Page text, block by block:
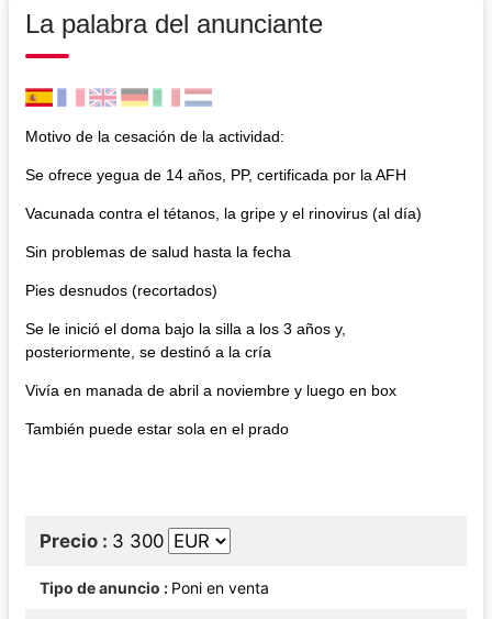
La palabra del anunciante
Motivo de la cesación de la actividad:
Se ofrece yegua de 14 años, PP, certificada por la AFH
Vacunada contra el tétanos, la gripe y el rinovirus (al día)
Sin problemas de salud hasta la fecha
Pies desnudos (recortados)
Se le inició el doma bajo la silla a los 3 años y,
posteriormente, se destinó a la cría
Vivía en manada de abril a noviembre y luego en box
También puede estar sola en el prado
Precio 3 300
Tipo de anuncio Poni en venta